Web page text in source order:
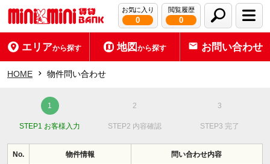
お気に入り
0
閲覧履歴
0
エリアから探す 地図から探す お問い合わせ
HOME 物件問い合わせ
STEP1 お客様入力 STEP2 内容確認 STEP3 完了
No. 物件情報 問い合わせ内容